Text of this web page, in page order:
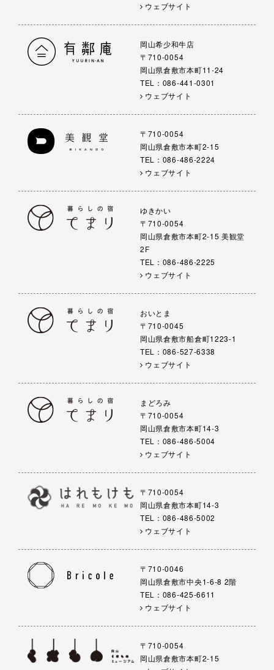
ウェブサイト
岡山希少和牛店
〒710-0054
岡山県倉敷市本町11-24
TEL：086-441-0301
ウェブサイト
〒710-0054
岡山県倉敷市本町2-15
TEL：086-486-2224
ウェブサイト
ゆきかい
〒710-0054
岡山県倉敷市本町2-15 美観堂
2F
TEL：086-486-2225
ウェブサイト
おいとま
〒710-0045
岡山県倉敷市船倉町1223-1
TEL：086-527-6338
ウェブサイト
まどろみ
〒710-0054
岡山県倉敷市本町14-3
TEL：086-486-5004
ウェブサイト
〒710-0054
岡山県倉敷市本町14-3
TEL：086-486-5002
ウェブサイト
〒710-0046
岡山県倉敷市中央1-6-8 2階
TEL：086-425-6611
ウェブサイト
〒710-0054
岡山県倉敷市本町2-15